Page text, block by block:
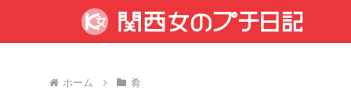
ホーム 肴